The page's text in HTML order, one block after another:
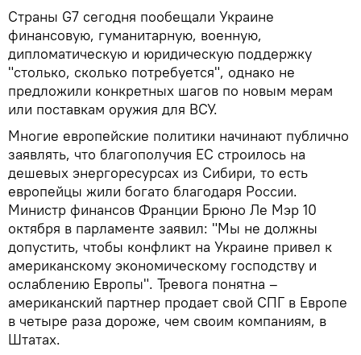
Страны G7 сегодня пообещали Украине
финансовую, гуманитарную, военную,
дипломатическую и юридическую поддержку
"столько, сколько потребуется", однако не
предложили конкретных шагов по новым мерам
или поставкам оружия для ВСУ.
Многие европейские политики начинают публично
заявлять, что благополучия ЕС строилось на
дешевых энергоресурсах из Сибири, то есть
европейцы жили богато благодаря России.
Министр финансов Франции Брюно Ле Мэр 10
октября в парламенте заявил: "Мы не должны
допустить, чтобы конфликт на Украине привел к
американскому экономическому господству и
ослаблению Европы". Тревога понятна –
американский партнер продает свой СПГ в Европе
в четыре раза дороже, чем своим компаниям, в
Штатах.